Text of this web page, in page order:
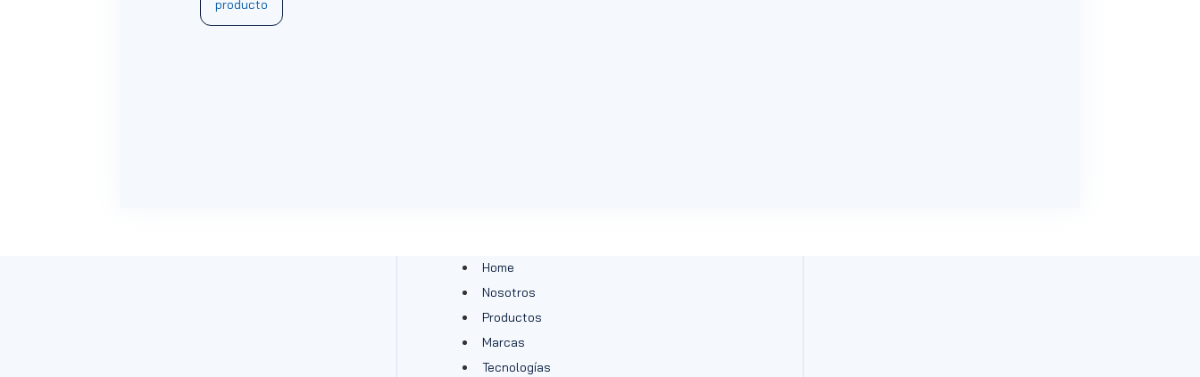
producto
Home
Nosotros
Productos
Marcas
Tecnologías